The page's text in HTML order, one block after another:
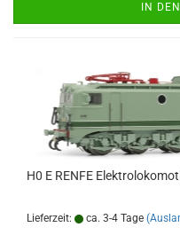
IN
H0 E RENFE
Lieferzeit: ca. 3-4 Tage